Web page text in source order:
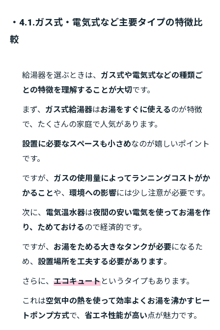
・4.1.ガス式・電気式など主要タイプの特徴比
較
給湯器を選ぶときは、 ガス式や電気式などの種類ご
との特徴を理解することが大切です。
まず、 ガス式給湯器はお湯をすぐに使えるのが特徴
で、たくさんの家庭で人気があります。
設置に必要なスペースも小さめなのが嬉しいポイント
です。
ですが、 ガスの使用量によってランニングコストがか
かることや、 環境への影響には少し注意が必要です。
次に、 電気温水器は夜間の安い電気を使ってお湯を作
り、ためておけるので経済的です。
ですが、 お湯をためる大きなタンクが必要になるた
め、 設置場所を工夫する必要があります。
さらに、 エコキュートというタイプもあります。
これは空気中の熱を使って効率よくお湯を沸かすヒー
トポンプ方式で、 省エネ性能が高い点が魅力です。